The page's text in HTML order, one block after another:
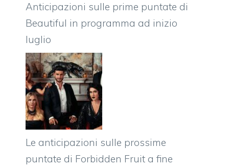
Anticipazioni sulle prime puntate di
Beautiful in programma ad inizio
luglio
Le anticipazioni sulle prossime
puntate di Forbidden Fruit a fine